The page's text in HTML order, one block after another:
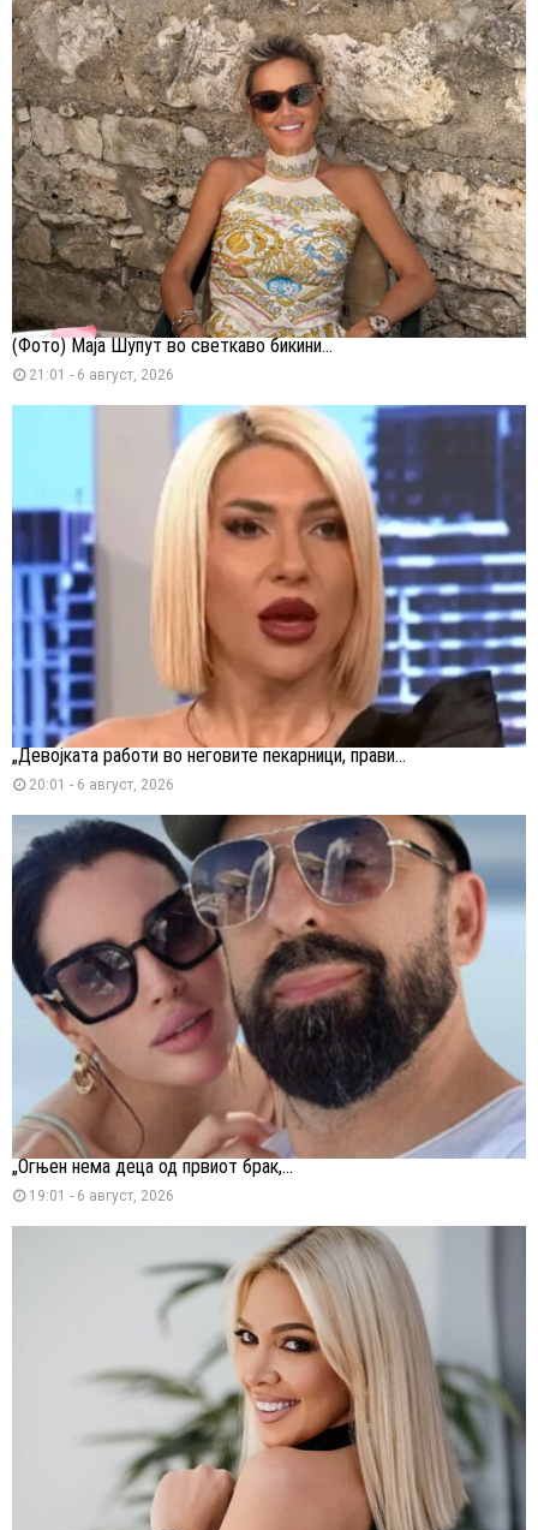
(Фото) Маја Шупут во светкаво бикини...
21:01 - 6 август, 2026
„Девојката работи во неговите пекарници, прави...
20:01 - 6 август, 2026
„Огњен нема деца од првиот брак,...
19:01 - 6 август, 2026